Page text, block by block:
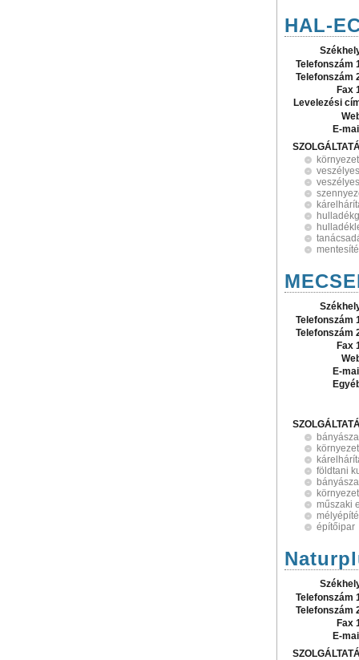
HAL-
Telefonszám
Telefonszám
Fax
Levelezési
E-
Telefonszám
Telefonszám
Fax
E-
földtani
műszaki
építőipar
Telefonszám
Telefonszám
Fax
E-